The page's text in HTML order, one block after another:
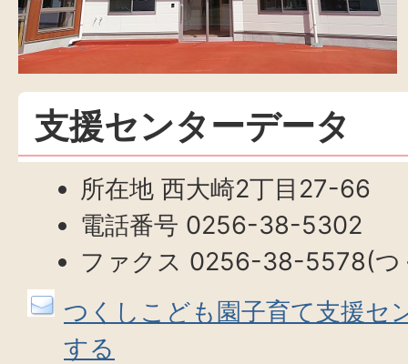
支援センターデータ
所在地 西大崎2丁目27-66
電話番号 0256-38-5302
ファクス 0256-38-5578(つ
つくしこども園子育て支援セ
する